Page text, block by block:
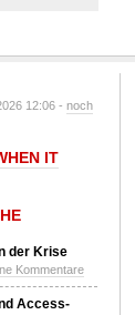
12:06 - noch
IT
der Krise
Kommentare
Access-